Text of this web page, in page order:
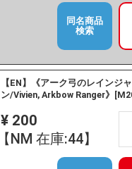
同名商品
検索
【EN】《アーク弓のレインジ
ン/Vivien, Arkbow Ranger》
¥ 200
【NM 在庫:44】